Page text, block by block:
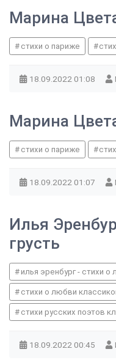
Марина
стихи о париже
18.09.2022 01:08
Марина
стихи о париже
18.09.2022 01:07
Илья
грусть
илья эренбург - стихи о
стихи о любви
стихи русских поэтов
18.09.2022 00:45